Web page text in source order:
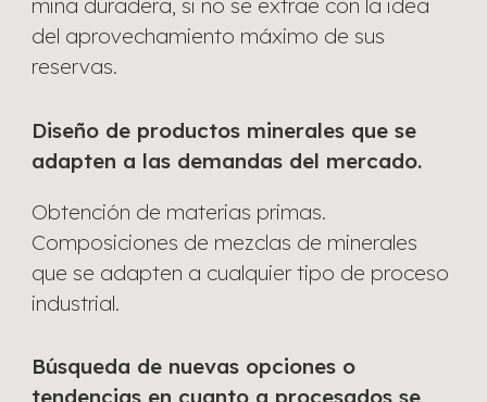
mina duradera, si no se extrae con la idea
del aprovechamiento máximo de sus
reservas.
Diseño de productos minerales que se
adapten a las demandas del mercado.
Obtención de materias primas.
Composiciones de mezclas de minerales
que se adapten a cualquier tipo de proceso
industrial.
Búsqueda de nuevas opciones o
tendencias en cuanto a procesados se